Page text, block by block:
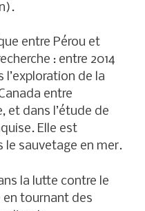
entre Pérou et
: entre 2014
l’exploration de la
entre
et dans l’étude de
Elle est
le sauvetage en mer.
la lutte contre le
tournant des